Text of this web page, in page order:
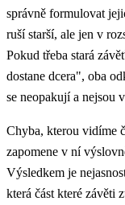
správně formulovat
ruší starší, ale jen v
Pokud třeba stará
dostane dcera", oba
se neopakují a nejsou
Chyba, kterou vidíme
zapomene v ní
Výsledkem je
která část které závěti